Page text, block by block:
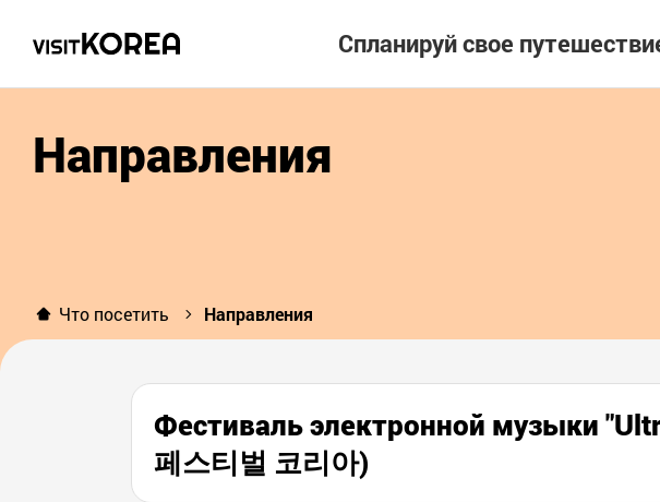
Спланируй свое
Направления
Что посетить Направления
Фестиваль электронной музыки
페스티벌 코리아)